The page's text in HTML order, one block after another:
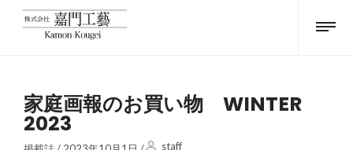
家庭画報のお買い物 WINTER
2023
staff